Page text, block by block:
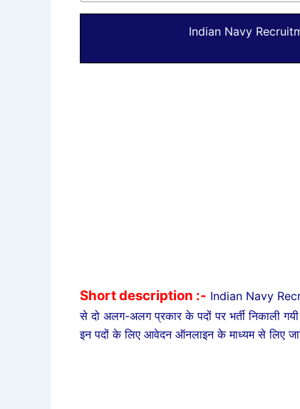
Indian Navy
Short description :- Indian Navy
से दो अलग-अलग प्रकार के पदों पर भर्ती निकाली
इन पदों के लिए आवेदन ऑनलाइन के माध्यम से लिए